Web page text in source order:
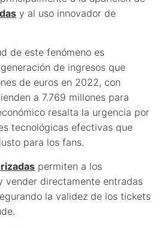
y al uso innovador de
de este fenómeno es
de ingresos que
de euros en 2022, con
a 7.769 millones para
resalta la urgencia por
tecnológicas efectivas que
para los fans.
permiten a los
vender directamente entradas
la validez de los tickets